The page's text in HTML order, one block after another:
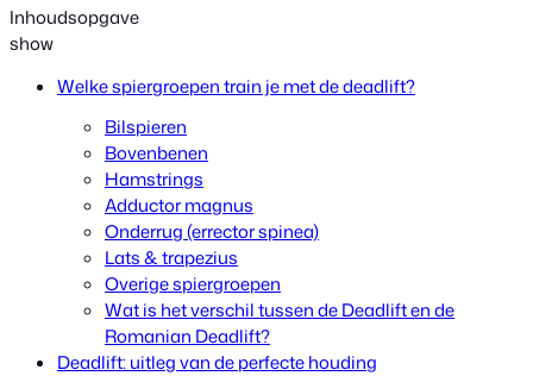
Inhoudsopgave
show
Welke spiergroepen train je met de deadlift?
Bilspieren
Bovenbenen
Hamstrings
Adductor magnus
Onderrug (errector spinea)
Lats & trapezius
Overige spiergroepen
Wat is het verschil tussen de Deadlift en de
Romanian Deadlift?
Deadlift: uitleg van de perfecte houding